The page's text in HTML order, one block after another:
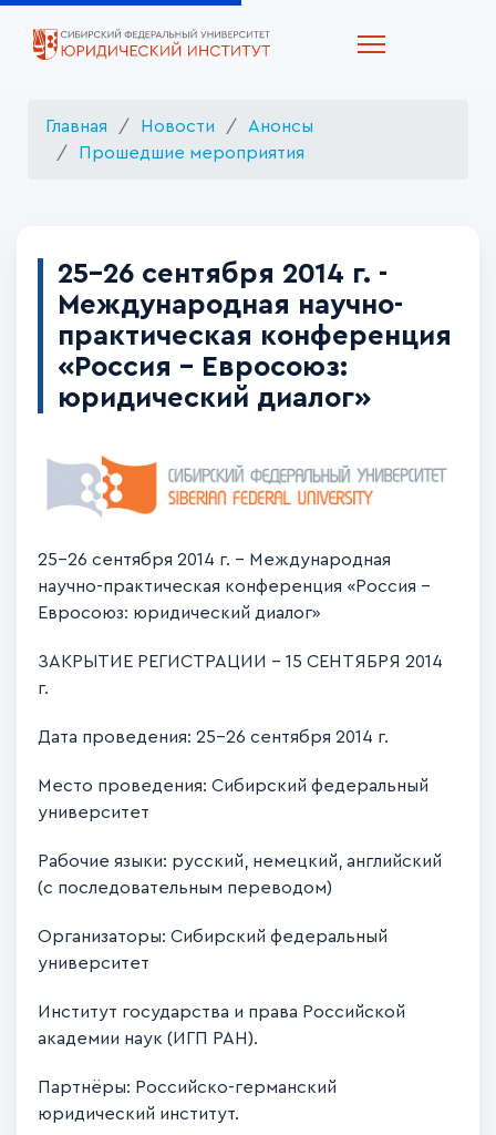
Главная Новости
Анонсы
Прошедшие мероприятия
25-26 сентября 2014 г. -
Международная научно-
практическая конференция
«Россия – Евросоюз:
юридический диалог»
25-26 сентября 2014 г. - Международная
научно-практическая конференция «Россия –
Евросоюз: юридический диалог»
ЗАКРЫТИЕ РЕГИСТРАЦИИ – 15 СЕНТЯБРЯ 2014
г.
Дата проведения: 25-26 сентября 2014 г.
Место проведения: Сибирский федеральный
университет
Рабочие языки: русский, немецкий, английский
(с последовательным переводом)
Организаторы: Сибирский федеральный
университет
Институт государства и права Российской
академии наук (ИГП РАН).
Партнёры: Российско-германский
юридический институт.